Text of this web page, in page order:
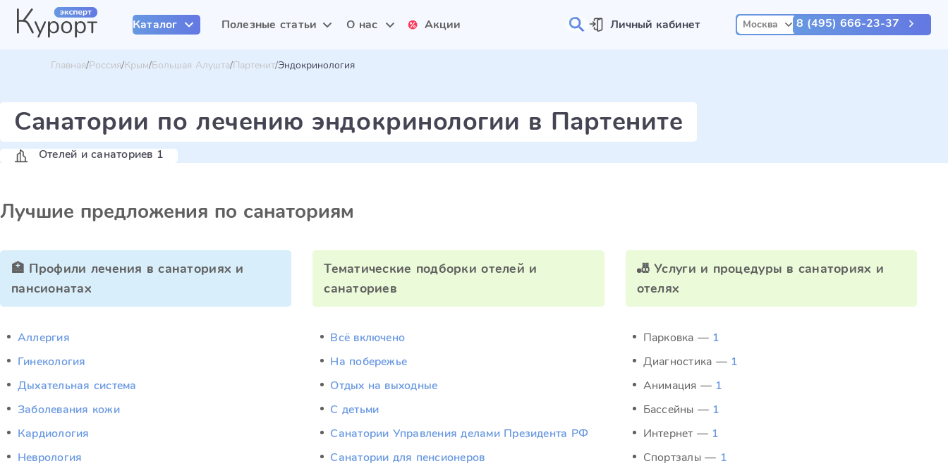
Каталог Полезные статьи О нас Акции Личный кабинет Москва 8 (495) 666-23-37
Главная Россия Крым Большая Алушта Партенит Эндокринология
Санатории по лечению эндокринологии в Партените
Отелей и санаториев 1
Лучшие предложения по санаториям
🏥 Профили лечения в санаториях и
пансионатах
Аллергия
Гинекология
Дыхательная система
Заболевания кожи
Кардиология
Неврология
Тематические подборки отелей и
санаториев
Всё включено
На побережье
Отдых на выходные
С детьми
Санатории Управления делами Президента РФ
Санатории для пенсионеров
🎳 Услуги и процедуры в санаториях и
отелях
Парковка — 1
Диагностика — 1
Анимация — 1
Бассейны — 1
Интернет — 1
Спортзалы — 1